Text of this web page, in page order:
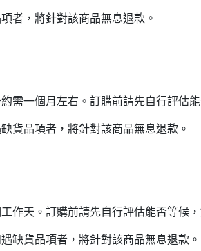
者，將針對該商品無息退款。
需一個月左右。訂購前請先自行評估
貨品項者，將針對該商品無息退款。
作天。訂購前請先自行評估能否等候
缺貨品項者，將針對該商品無息退款。